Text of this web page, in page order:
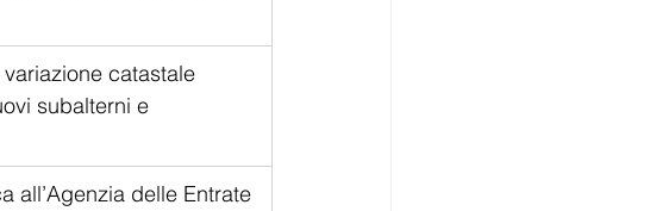
catastale
subalterni e
all’Agenzia delle Entrate